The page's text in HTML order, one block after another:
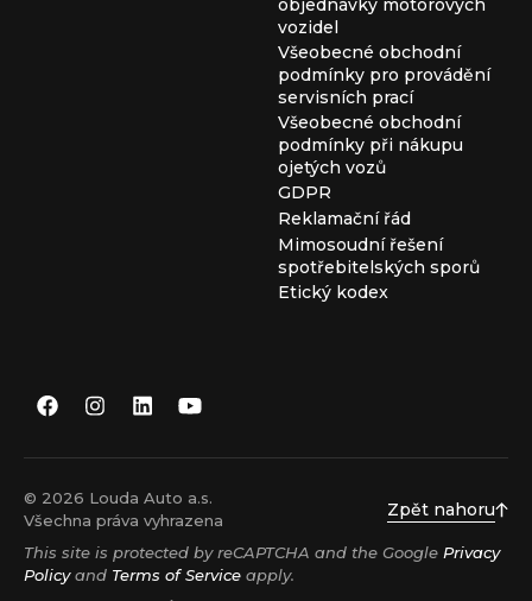
objednávky motorových
vozidel
Všeobecné obchodní
podmínky pro provádění
servisních prací
Všeobecné obchodní
podmínky při nákupu
ojetých vozů
GDPR
Reklamační řád
Mimosoudní řešení
spotřebitelských sporů
Etický kodex
© 2026 Louda Auto a.s.
Všechna práva vyhrazena
Zpět nahoru
This site is protected by reCAPTCHA and the Google Privacy
Policyand Terms of Service apply.